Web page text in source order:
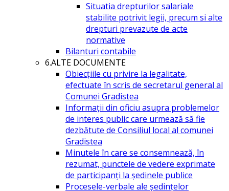
Situatia drepturilor salariale
stabilite potrivit legii, precum si alte
drepturi prevazute de acte
normative
Bilanturi contabile
6.ALTE DOCUMENTE
Obiecțiile cu privire la legalitate,
efectuate în scris de secretarul general al
Comunei Gradistea
Informații din oficiu asupra problemelor
de interes public care urmează să fie
dezbătute de Consiliul local al comunei
Gradistea
Minutele în care se consemnează, în
rezumat, punctele de vedere exprimate
de participanți la ședinele publice
Procesele-verbale ale ședințelor